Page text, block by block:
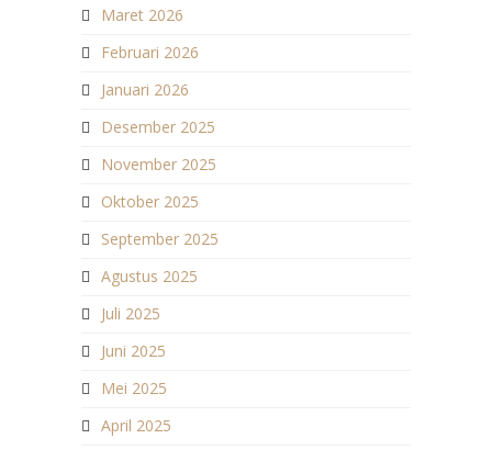
Maret 2026
Februari 2026
Januari 2026
Desember 2025
November 2025
Oktober 2025
September 2025
Agustus 2025
Juli 2025
Juni 2025
Mei 2025
April 2025